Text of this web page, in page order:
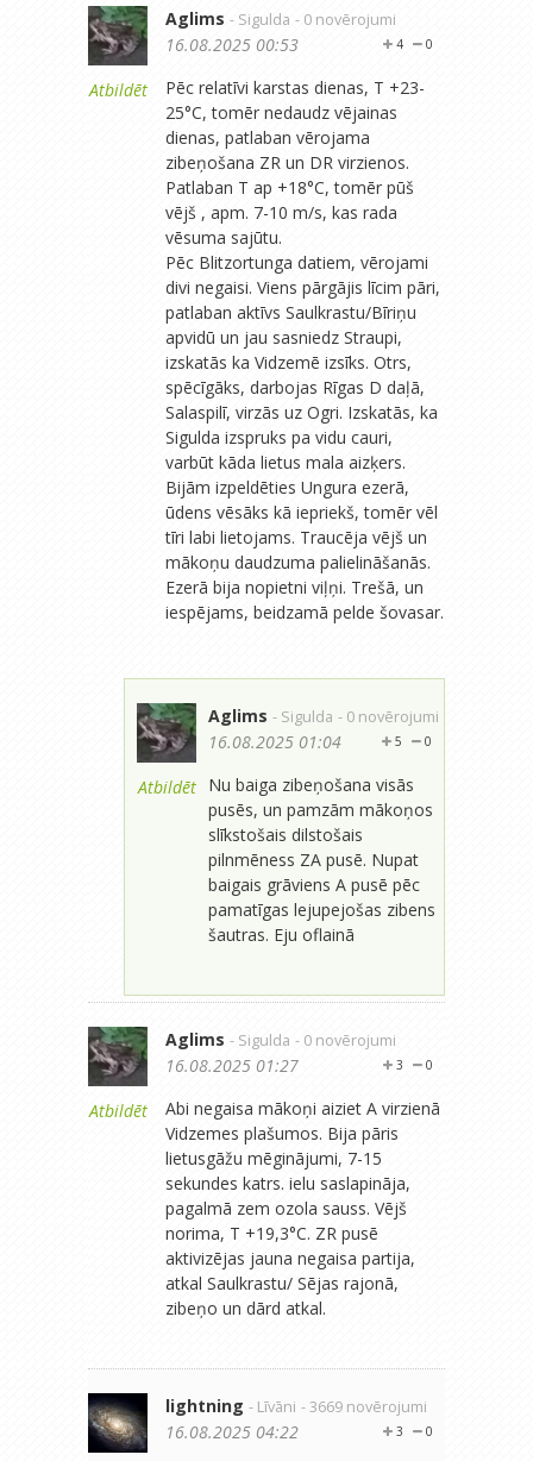
Atbildēt
Aglims - Sigulda - 0 novērojumi
0
4
16.08.2025 00:53
Pēc relatīvi karstas dienas, T +23-
25°C, tomēr nedaudz vējainas
dienas, patlaban vērojama
zibeņošana ZR un DR virzienos.
Patlaban T ap +18°C, tomēr pūš
vējš , apm. 7-10 m/s, kas rada
vēsuma sajūtu.
Pēc Blitzortunga datiem, vērojami
divi negaisi. Viens pārgājis līcim pāri,
patlaban aktīvs Saulkrastu/Bīriņu
apvidū un jau sasniedz Straupi,
izskatās ka Vidzemē izsīks. Otrs,
spēcīgāks, darbojas Rīgas D daļā,
Salaspilī, virzās uz Ogri. Izskatās, ka
Sigulda izspruks pa vidu cauri,
varbūt kāda lietus mala aizķers.
Bijām izpeldēties Ungura ezerā,
ūdens vēsāks kā iepriekš, tomēr vēl
tīri labi lietojams. Traucēja vējš un
mākoņu daudzuma palielināšanās.
Ezerā bija nopietni viļņi. Trešā, un
iespējams, beidzamā pelde šovasar.
Atbildēt
Aglims - Sigulda - 0 novērojumi
0
5
16.08.2025 01:04
Nu baiga zibeņošana visās
pusēs, un pamzām mākoņos
slīkstošais dilstošais
pilnmēness ZA pusē. Nupat
baigais grāviens A pusē pēc
pamatīgas lejupejošas zibens
šautras. Eju oflainā
Atbildēt
Aglims - Sigulda - 0 novērojumi
0
3
16.08.2025 01:27
Abi negaisa mākoņi aiziet A virzienā
Vidzemes plašumos. Bija pāris
lietusgāžu mēginājumi, 7-15
sekundes katrs. ielu saslapināja,
pagalmā zem ozola sauss. Vējš
norima, T +19,3°C. ZR pusē
aktivizējas jauna negaisa partija,
atkal Saulkrastu/ Sējas rajonā,
zibeņo un dārd atkal.
lightning - Līvāni - 3669 novērojumi
0
3
16.08.2025 04:22